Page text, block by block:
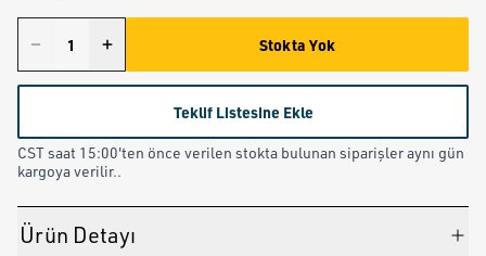
Stokta Yok
Teklif Listesine Ekle
CST saat 15:00'ten önce verilen stokta bulunan siparişler aynı gün
kargoya verilir..
Ürün Detayı